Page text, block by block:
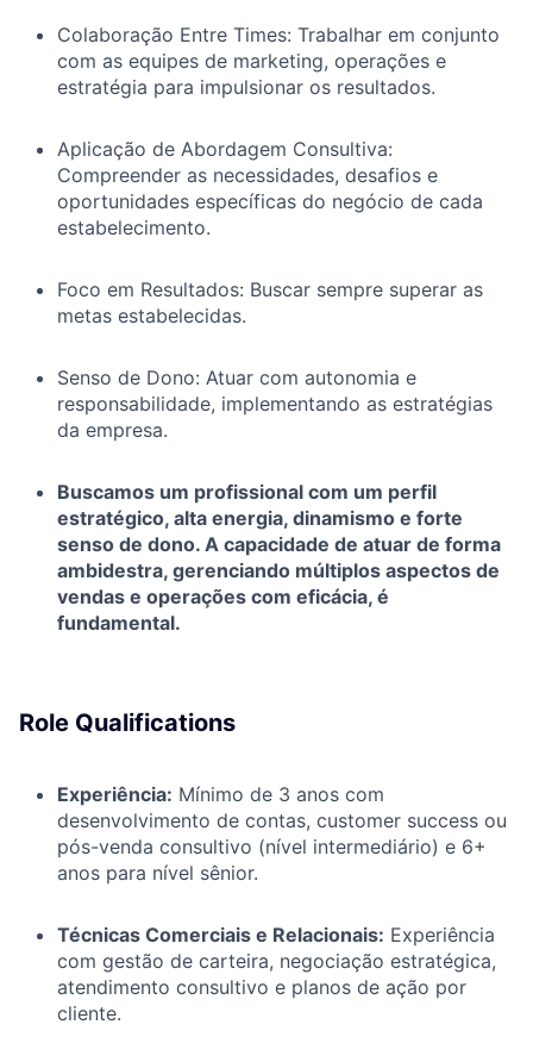
Colaboração Entre Times: Trabalhar em conjunto
com as equipes de marketing, operações e
estratégia para impulsionar os resultados.
Aplicação de Abordagem Consultiva:
Compreender as necessidades, desafios e
oportunidades específicas do negócio de cada
estabelecimento.
Foco em Resultados: Buscar sempre superar as
metas estabelecidas.
Senso de Dono: Atuar com autonomia e
responsabilidade, implementando as estratégias
da empresa.
Buscamos um profissional com um perfil
estratégico, alta energia, dinamismo e forte
senso de dono. A capacidade de atuar de forma
ambidestra, gerenciando múltiplos aspectos de
vendas e operações com eficácia, é
fundamental.
Role Qualifications
Experiência: Mínimo de 3 anos com
desenvolvimento de contas, customer success ou
pós-venda consultivo (nível intermediário) e 6+
anos para nível sênior.
Técnicas Comerciais e Relacionais: Experiência
com gestão de carteira, negociação estratégica,
atendimento consultivo e planos de ação por
cliente.